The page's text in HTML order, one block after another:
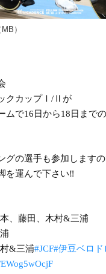
）
クカップⅠ/Ⅱが
ムで16日から18日まで
グの選手も参加します
を運んで下さい‼️
、藤田、木村&三浦
&三浦#JCF#伊豆ベロド